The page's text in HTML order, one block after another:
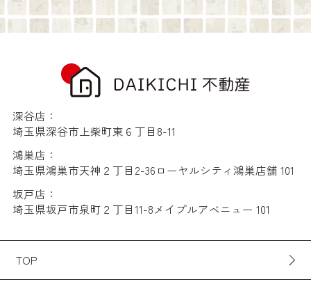
深谷店：
埼玉県深谷市上柴町東６丁目8-11
鴻巣店：
埼玉県鴻巣市天神２丁目2-36ローヤルシティ鴻巣店舗 101
坂戸店：
埼玉県坂戸市泉町２丁目11-8メイプルアベニュー 101
TOP